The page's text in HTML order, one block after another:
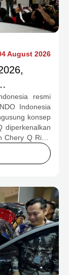
August 2026
resmi
Indonesia
konsep
diperkenalkan
Q Rizz,
serta